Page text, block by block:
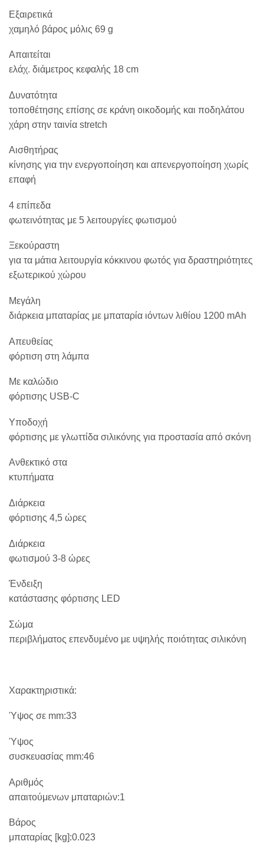
Εξαιρετικά
χαμηλό βάρος μόλις 69 g
Απαιτείται
ελάχ. διάμετρος κεφαλής 18 cm
Δυνατότητα
τοποθέτησης επίσης σε κράνη οικοδομής και ποδηλάτου
χάρη στην ταινία stretch
Αισθητήρας
κίνησης για την ενεργοποίηση και απενεργοποίηση χωρίς
επαφή
4 επίπεδα
φωτεινότητας με 5 λειτουργίες φωτισμού
Ξεκούραστη
για τα μάτια λειτουργία κόκκινου φωτός για δραστηριότητες
εξωτερικού χώρου
Μεγάλη
διάρκεια μπαταρίας με μπαταρία ιόντων λιθίου 1200 mAh
Απευθείας
φόρτιση στη λάμπα
Με καλώδιο
φόρτισης USB-C
Υποδοχή
φόρτισης με γλωττίδα σιλικόνης για προστασία από σκόνη
Ανθεκτικό στα
κτυπήματα
Διάρκεια
φόρτισης 4,5 ώρες
Διάρκεια
φωτισμού 3-8 ώρες
Ένδειξη
κατάστασης φόρτισης LED
Σώμα
περιβλήματος επενδυμένο με υψηλής ποιότητας σιλικόνη
Χαρακτηριστικά:
Ύψος σε mm:33
Ύψος
συσκευασίας mm:46
Αριθμός
απαιτούμενων μπαταριών:1
Βάρος
μπαταρίας [kg]:0.023